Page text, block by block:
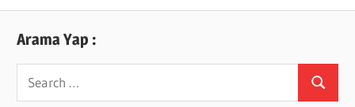
Arama Yap :
Search
for:
Search